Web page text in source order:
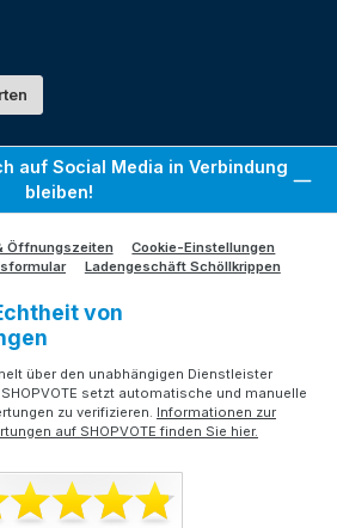
auf Social Media in Verbindung
bleiben!
Öffnungszeiten
Cookie-Einstellungen
Ladengeschäft Schöllkrippen
von
über den unabhängigen Dienstleister
setzt automatische und manuelle
zu verifizieren. Informationen zur
auf SHOPVOTE finden Sie hier.